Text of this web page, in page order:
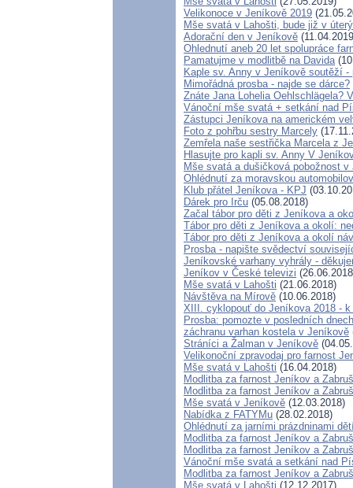
Velikonoce v Jeníkově 2019
Mše svatá v Lahošti, bude již v úterý
Adorační den v Jeníkově
Ohlednutí aneb 20 let spolupráce
Pamatujme v modlitbě na Davida
Kaple sv. Anny v Jeníkově soutěží
Mimořádná prosba - najde se dárce?
Znáte Jana Lohelia Oehlschlägela?
Vánoční mše svatá + setkání nad
Zástupci Jeníkova na americkém
Foto z pohřbu sestry Marcely
Zemřela naše sestřička Marcela z
Hlasujte pro kapli sv. Anny V
Mše svatá a dušičková pobožnost v
Ohlédnutí za moravskou
Klub přátel Jeníkova - KPJ
Dárek pro Irču (05.08.2018)
Začal tábor pro děti z Jeníkova a
Tábor pro děti z Jeníkova a okolí:
Tábor pro děti z Jeníkova a okolí
Prosba - napište svědectví
Jeníkovské varhany vyhrály -
Jeníkov v České televizi
Mše svatá v Lahošti (21.06.2018)
Návštěva na Mírově (10.06.2018)
XIII. cyklopouť do Jeníkova 2018 -
Prosba: pomozte v posledních
záchranu varhan kostela v Jeníkově
Stráníci a Žalman v Jeníkově
Velikonoční zpravodaj pro farnost
Mše svatá v Lahošti (16.04.2018)
Modlitba za farnost Jeníkov a
Modlitba za farnost Jeníkov a
Mše svatá v Jeníkově (12.03.2018)
Nabídka z FATYMu (28.02.2018)
Ohlédnutí za jarními prázdninami
Modlitba za farnost Jeníkov a
Modlitba za farnost Jeníkov a
Vánoční mše svatá a setkání nad
Modlitba za farnost Jeníkov a
Mše svatá v Lahošti (12.12.2017)